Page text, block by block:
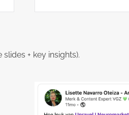
+ key insights).